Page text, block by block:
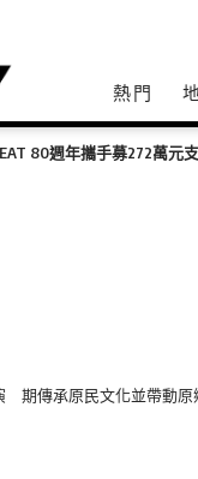
熱門
80週年攜手募272萬元
期傳承原民文化並帶動原